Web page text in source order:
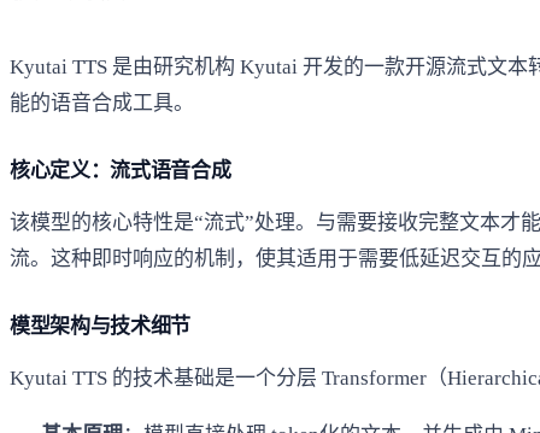
Kyutai TTS 是由研究机构 Kyutai 开发的一款开源流式文
能的语音合成工具。
核心定义：流式语音合成
该模型的核心特性是“流式”处理。与需要接收完整文本才
流。这种即时响应的机制，使其适用于需要低延迟交互的
模型架构与技术细节
Kyutai TTS 的技术基础是一个分层 Transformer（